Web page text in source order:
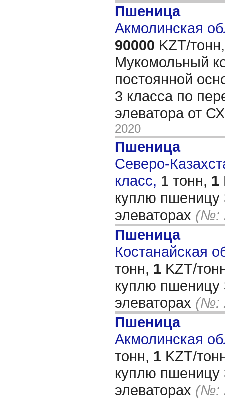
Пшеница
Акмолинская
90000 KZT/тонн,
Мукомольный
постоянной
3 класса по
элеватора от
2020
Пшеница
Северо-
класс, 1 тонн, 1
куплю пшеницу
элеваторах (№:
Пшеница
Костанайская
тонн, 1 KZT/
куплю пшеницу
элеваторах (№:
Пшеница
Акмолинская
тонн, 1 KZT/
куплю пшеницу
элеваторах (№: